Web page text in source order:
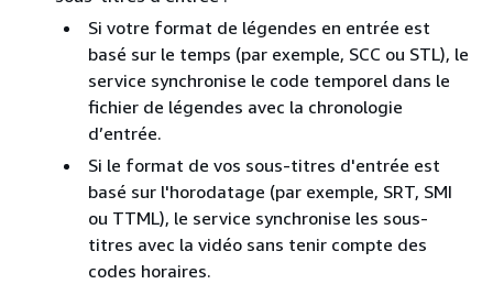
Si votre format de légendes en entrée est
basé sur le temps (par exemple, SCC ou STL), le
service synchronise le code temporel dans le
fichier de légendes avec la chronologie
d’entrée.
Si le format de vos sous-titres d'entrée est
basé sur l'horodatage (par exemple, SRT, SMI
ou TTML), le service synchronise les sous-
titres avec la vidéo sans tenir compte des
codes horaires.